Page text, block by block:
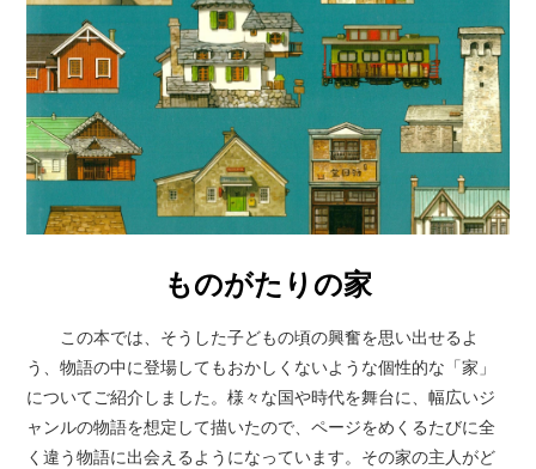
ものがたりの家
この本では、そうした子どもの頃の興奮を思い出せるよ
う、物語の中に登場してもおかしくないような個性的な「家」
についてご紹介しました。様々な国や時代を舞台に、幅広いジ
ャンルの物語を想定して描いたので、ページをめくるたびに全
く違う物語に出会えるようになっています。その家の主人がど